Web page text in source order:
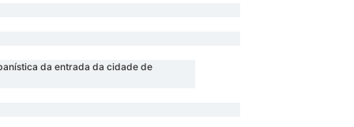
da entrada da cidade de